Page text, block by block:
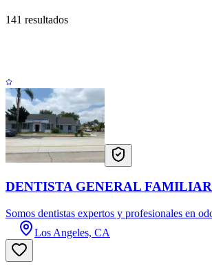
141 resultados
DENTISTA GENERAL FAMILIAR
Somos dentistas expertos y profesionales en
Los Angeles, CA